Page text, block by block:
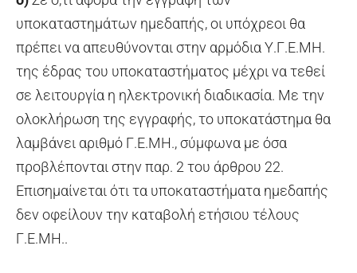
υποκαταστημάτων ημεδαπής, οι υπόχρεοι θα
πρέπει να απευθύνονται στην αρμόδια Υ.Γ.Ε.ΜΗ.
της έδρας του υποκαταστήματος μέχρι να τεθεί
σε λειτουργία η ηλεκτρονική διαδικασία. Με την
ολοκλήρωση της εγγραφής, το υποκατάστημα θα
λαμβάνει αριθμό Γ.Ε.ΜΗ., σύμφωνα με όσα
προβλέπονται στην παρ. 2 του άρθρου 22.
Επισημαίνεται ότι τα υποκαταστήματα ημεδαπής
δεν οφείλουν την καταβολή ετήσιου τέλους
Γ.Ε.ΜΗ..